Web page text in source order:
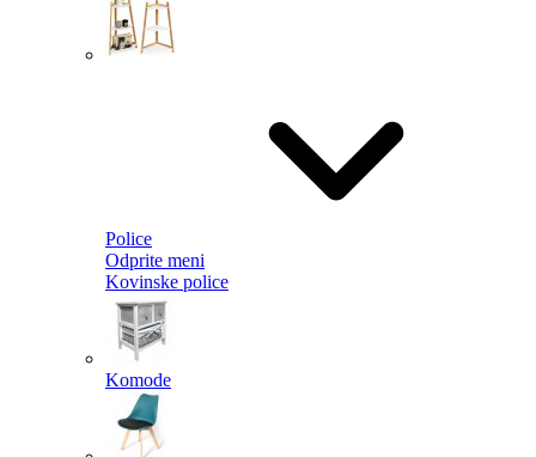
Police
Odprite meni
Kovinske police
Komode